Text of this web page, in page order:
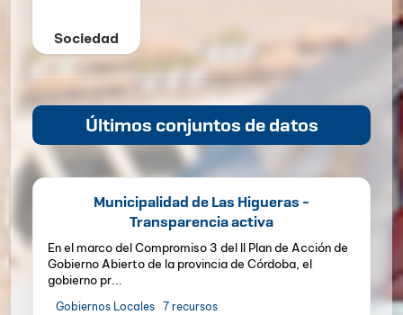
Sociedad
Últimos conjuntos de datos
Municipalidad de Las Higueras -
Transparencia activa
En el marco del Compromiso 3 del II Plan de Acción de
Gobierno Abierto de la provincia de Córdoba, el
gobierno pr...
Gobiernos Locales 7 recursos